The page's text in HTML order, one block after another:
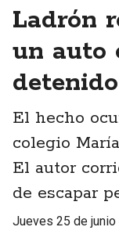
Ladrón
un auto
El hecho
colegio
El autor
de escapar
jueves 25 de